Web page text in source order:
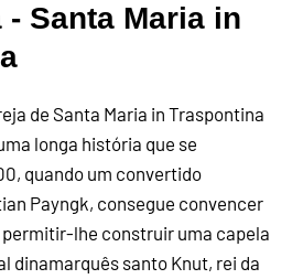
- Santa Maria in
de Santa Maria in Traspontina
longa história que se
quando um convertido
Payngk, consegue convencer
permitir-lhe construir uma capela
dinamarquês santo Knut, rei da